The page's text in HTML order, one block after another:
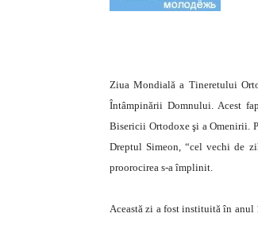
Ziua Mondială a Tineretului
Întâmpinării Domnului. Acest
Bisericii Ortodoxe şi a Omenirii.
Dreptul Simeon, “cel vechi de
proorocirea s-a împlinit.
Această zi a fost instituită în anul